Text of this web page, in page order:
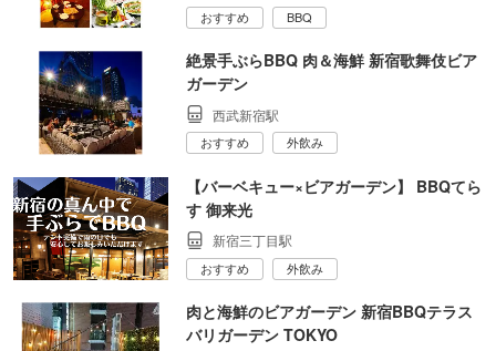
おすすめ BBQ
絶景手ぶらBBQ 肉＆海鮮 新宿歌舞伎ビア
ガーデン
西武新宿駅
おすすめ 外飲み
【バーベキュー×ビアガーデン】 BBQてら
す 御来光
新宿三丁目駅
おすすめ 外飲み
肉と海鮮のビアガーデン 新宿BBQテラス
バリガーデン TOKYO